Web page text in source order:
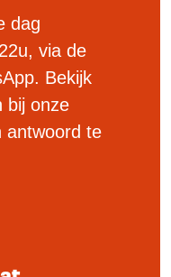
dag
via de
Bekijk
bij onze
antwoord te